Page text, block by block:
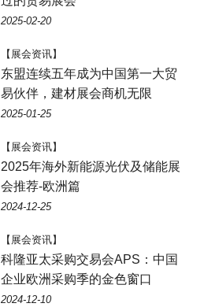
2025-02-20
【展会资讯】
东盟连续五年成为中国第一大贸
易伙伴，建材展会商机无限
2025-01-25
【展会资讯】
2025年海外新能源光伏及储能展
会推荐-欧洲篇
2024-12-25
【展会资讯】
科隆亚太采购交易会APS：中国
企业欧洲采购季的金色窗口
2024-12-10